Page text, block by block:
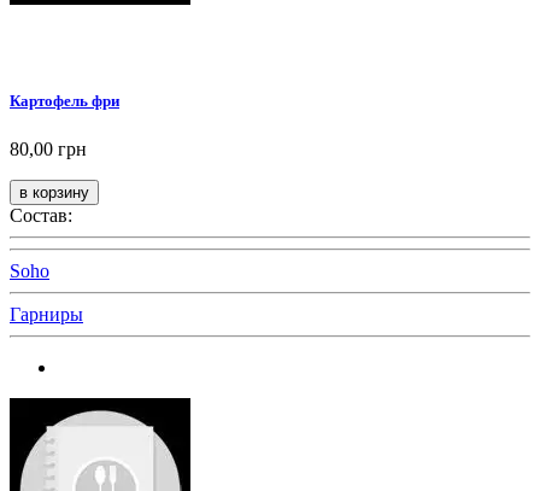
Картофель фри
80,00 грн
Состав:
Soho
Гарниры